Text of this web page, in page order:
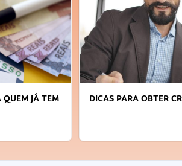
FAÇA A